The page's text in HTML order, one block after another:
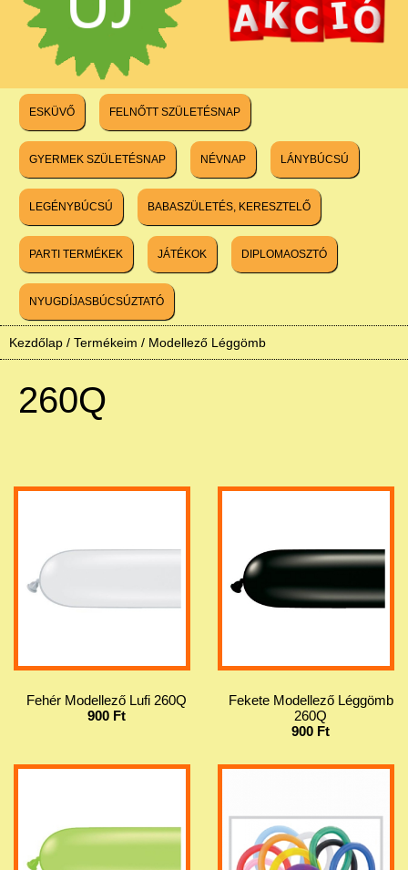
ESKÜVŐ FELNŐTT SZÜLETÉSNAP
GYERMEK SZÜLETÉSNAP NÉVNAP LÁNYBÚCSÚ
LEGÉNYBÚCSÚ BABASZÜLETÉS, KERESZTELŐ
PARTI TERMÉKEK JÁTÉKOK DIPLOMAOSZTÓ
NYUGDÍJASBÚCSÚZTATÓ
Kezdőlap / Termékeim / Modellező Léggömb
260Q
Fehér Modellező Lufi 260Q
900 Ft
Fekete Modellező Léggömb
260Q
900 Ft